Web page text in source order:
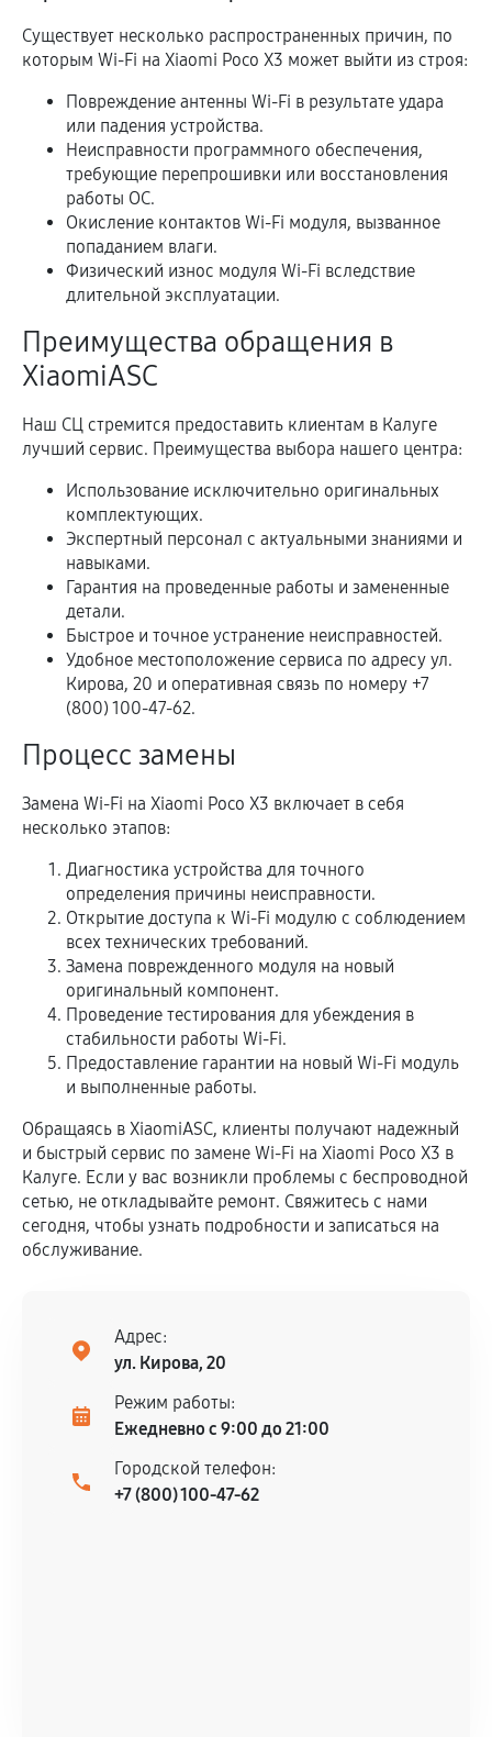
Существует несколько распространенных причин, по
которым Wi-Fi на Xiaomi Poco X3 может выйти из строя:
Повреждение антенны Wi-Fi в результате удара
или падения устройства.
Неисправности программного обеспечения,
требующие перепрошивки или восстановления
работы ОС.
Окисление контактов Wi-Fi модуля, вызванное
попаданием влаги.
Физический износ модуля Wi-Fi вследствие
длительной эксплуатации.
Преимущества обращения в
XiaomiASC
Наш СЦ стремится предоставить клиентам в Калуге
лучший сервис. Преимущества выбора нашего центра:
Использование исключительно оригинальных
комплектующих.
Экспертный персонал с актуальными знаниями и
навыками.
Гарантия на проведенные работы и замененные
детали.
Быстрое и точное устранение неисправностей.
Удобное местоположение сервиса по адресу ул.
Кирова, 20 и оперативная связь по номеру +7
(800) 100-47-62.
Процесс замены
Замена Wi-Fi на Xiaomi Poco X3 включает в себя
несколько этапов:
Диагностика устройства для точного
определения причины неисправности.
Открытие доступа к Wi-Fi модулю с соблюдением
всех технических требований.
Замена поврежденного модуля на новый
оригинальный компонент.
Проведение тестирования для убеждения в
стабильности работы Wi-Fi.
Предоставление гарантии на новый Wi-Fi модуль
и выполненные работы.
Обращаясь в XiaomiASC, клиенты получают надежный
и быстрый сервис по замене Wi-Fi на Xiaomi Poco X3 в
Калуге. Если у вас возникли проблемы с беспроводной
сетью, не откладывайте ремонт. Свяжитесь с нами
сегодня, чтобы узнать подробности и записаться на
обслуживание.
Адрес:
ул. Кирова, 20
Режим работы:
Ежедневно с 9:00 до 21:00
Городской телефон:
+7 (800) 100-47-62